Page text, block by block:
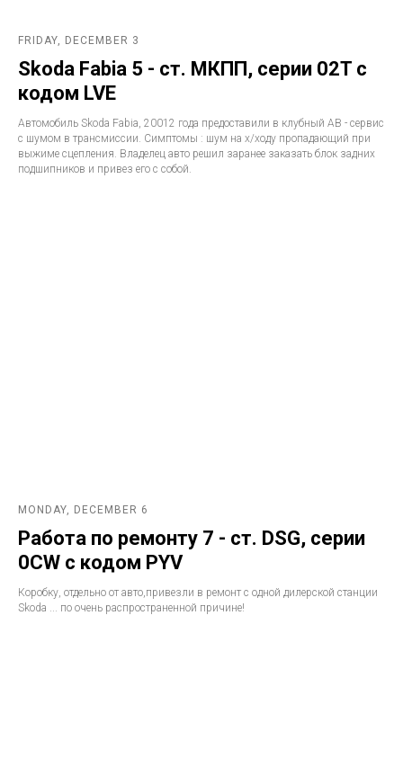
FRIDAY, DECEMBER 3
Skoda Fabia 5 - ст. МКПП, серии 02T с
кодом LVE
Автомобиль Skoda Fabia, 20012 года предоставили в клубный АВ - сервис
с шумом в трансмиссии. Симптомы : шум на х/ходу пропадающий при
выжиме сцепления. Владелец авто решил заранее заказать блок задних
подшипников и привез его с собой.
MONDAY, DECEMBER 6
Работа по ремонту 7 - ст. DSG, серии
0CW с кодом PYV
Коробку, отдельно от авто,привезли в ремонт с одной дилерской станции
Skoda ... по очень распространенной причине!